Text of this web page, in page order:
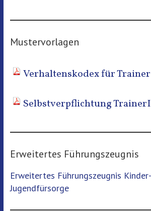
Mustervorlagen
Verhaltenskodex für
Selbstverpflichtung
Erweitertes Führungszeugnis
Erweitertes Führungszeugnis
Jugendfürsorge